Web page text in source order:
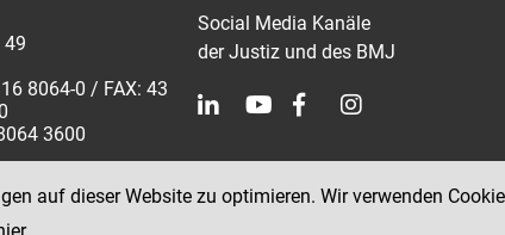
49
8064-0 / FAX: 43
3600
Social Media Kanäle
der Justiz und des BMJ
auf dieser Website zu optimieren. Wir verwenden